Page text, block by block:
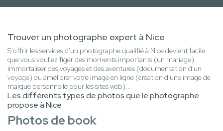
Trouver un photographe expert à Nice
S'offrir les services d'un photographe qualifié à Nice devient facile,
que vous vouliez figer des moments importants (un mariage),
immortaliser des voyages et des aventures (documentation d'un
voyage) ou améliorer votre image en ligne (création d'une image de
marque personnelle pour les sites web)...
Les différents types de photos que le photographe
propose à Nice
Photos de book